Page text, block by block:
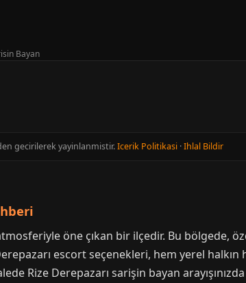
Bayan
gecirilerek yayinlanmistir.Icerik Politikasi ·Ihlal Bildir
öne çıkan bir ilçedir. Bu bölgede,
escort seçenekleri, hem yerel
Rize Derepazarı sarişin bayan